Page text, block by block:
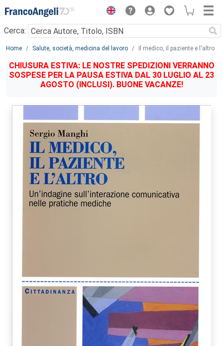
Menu
Cerca:
Main content
Home Salute, società, medicina del lavoro Il medico, il paziente e l'altro
CHIUSURA ESTIVA: LE NOSTRE SPEDIZIONI VERRANNO
SOSPESE PER LA PAUSA ESTIVA DAL 30 LUGLIO AL 23
AGOSTO (INCLUSI). BUONE VACANZE!